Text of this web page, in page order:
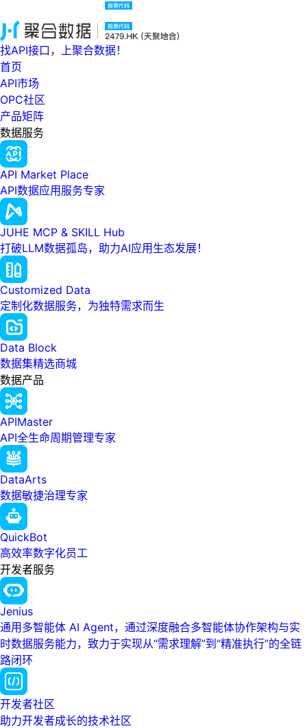
找API接口，上聚合数据！
首页
API市场
OPC社区
产品矩阵
数据服务
API Market Place
API数据应用服务专家
JUHE MCP & SKILL Hub
打破LLM数据孤岛，助力AI应用生态发展！
Customized Data
定制化数据服务，为独特需求而生
Data Block
数据集精选商城
数据产品
APIMaster
API全生命周期管理专家
DataArts
数据敏捷治理专家
QuickBot
高效率数字化员工
开发者服务
Jenius
通用多智能体 AI Agent，通过深度融合多智能体协作架构与实
时数据服务能力，致力于实现从“需求理解”到“精准执行”的全链
路闭环
开发者社区
助力开发者成长的技术社区